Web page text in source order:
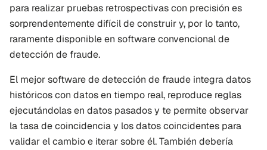
para realizar pruebas retrospectivas con precisión es
sorprendentemente difícil de construir y, por lo tanto,
raramente disponible en software convencional de
detección de fraude.
El mejor software de detección de fraude integra datos
históricos con datos en tiempo real, reproduce reglas
ejecutándolas en datos pasados y te permite observar
la tasa de coincidencia y los datos coincidentes para
validar el cambio e iterar sobre él. También debería